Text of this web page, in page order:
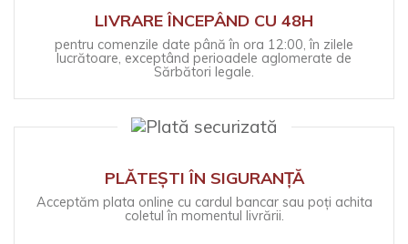
LIVRARE ÎNCEPÂND CU 48H
pentru comenzile date până în ora 12:00, în zilele
lucrătoare, exceptând perioadele aglomerate de
Sărbători legale.
PLĂTEȘTI ÎN SIGURANȚĂ
Acceptăm plata online cu cardul bancar sau poți achita
coletul în momentul livrării.